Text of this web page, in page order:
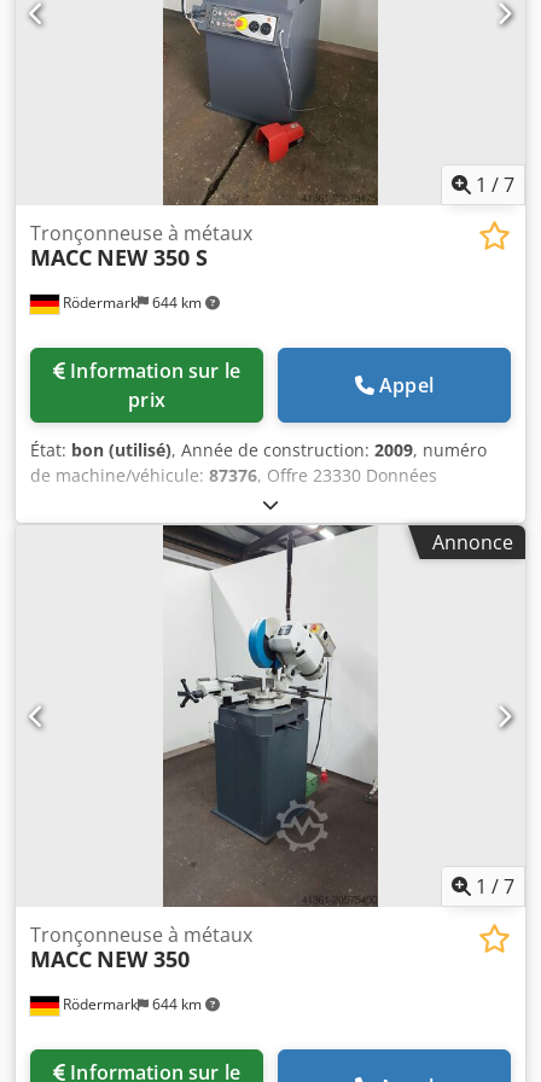
1 /7
Rödermark 644 km
Tronçonneuse à métaux
MACC NEW 350 S
prix
Appel
État: bon (utilisé), Année de construction: 2009, numéro
de machine/véhicule: 87376, Offre 23330 Données
techniques : - Scie semi-automatique avec avance
hydropneumatique - Avance de la lame – étau - Diamètre
de la lame de scie : 350 mm - 2 vitesses de broche lame :
env. 40 + 80 tr/min - Capacité de coupe à 90° : rond 110
mm ; plat 120 x 80 mm - Capacité de coupe à 45° : rond 80
mm ; plat 80 x 80 mm - Réglage d’angle : à gauche jusqu’à
45°, à droite jusqu’à 45° - Avance de la lame réglable en
continu - Étau matériel pneumatique Codpfsxx R Tijx
Anmerf - Pédale électrique - Raccordement pneumatique :
6 bars - Entraînement : 400 V / 1,4 / 1,8 kW - Dispositif de
refroidissement - Encombrement : env. L 1000 x H 1500 x P
1200 mm - Poids : env. 300 kg
Annonce
1 /7
Rödermark 644 km
Tronçonneuse à métaux
MACC NEW 350